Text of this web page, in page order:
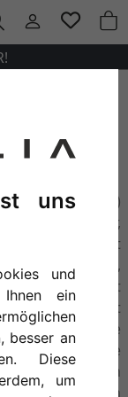
uns
und
Ihnen ein
besser an
Diese
um
(1452-1519)
Ingenieur,
und Werk ist
Aber dadurch,
Wissenschaft
da Vinci mit
ruft noch heute
Hinsicht eine
Skizzen